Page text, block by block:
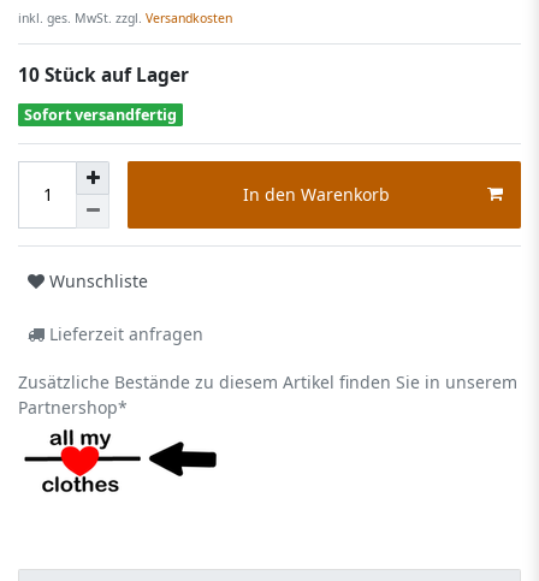
inkl. ges. MwSt. zzgl. Versandkosten
10 Stück auf Lager
Sofort versandfertig
In den Warenkorb
Wunschliste
Lieferzeit anfragen
Zusätzliche Bestände zu diesem Artikel finden Sie in unserem
Partnershop*